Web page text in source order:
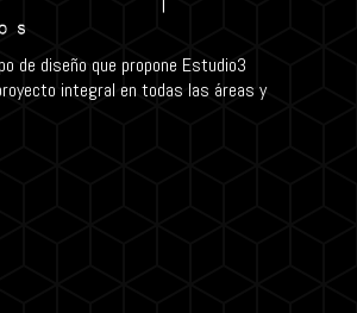
de diseño que propone Estudio3
integral en todas las áreas y